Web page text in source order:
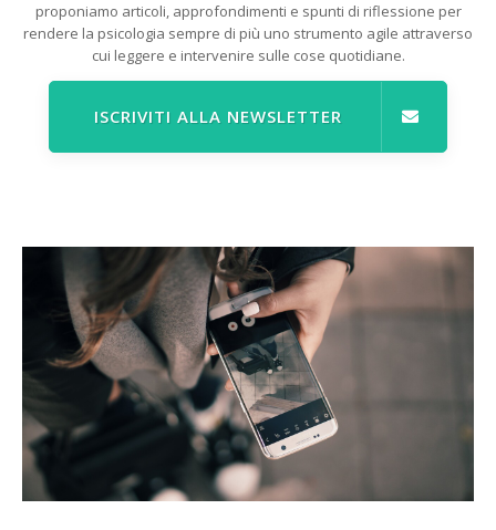
proponiamo articoli, approfondimenti e spunti di riflessione per
rendere la psicologia sempre di più uno strumento agile attraverso
cui leggere e intervenire sulle cose quotidiane.
ISCRIVITI ALLA NEWSLETTER